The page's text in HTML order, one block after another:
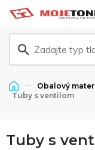
Obalový
Tuby s ventilom
Tuby s